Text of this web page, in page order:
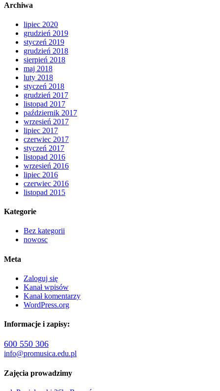
Archiwa
lipiec 2020
grudzień 2019
styczeń 2019
grudzień 2018
sierpień 2018
maj 2018
luty 2018
styczeń 2018
grudzień 2017
listopad 2017
październik 2017
wrzesień 2017
lipiec 2017
czerwiec 2017
styczeń 2017
listopad 2016
wrzesień 2016
lipiec 2016
czerwiec 2016
listopad 2015
Kategorie
Bez kategorii
nowosc
Meta
Zaloguj się
Kanał wpisów
Kanał komentarzy
WordPress.org
Informacje i zapisy:
600 550 306
info@promusica.edu.pl
Zajęcia prowadzimy